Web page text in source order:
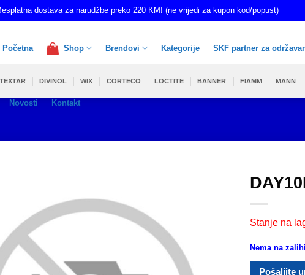
dostava za narudžbe preko 220 KM! (ne vrijedi za kupon kod/popust)
Početna Shop Brendovi Kategorije SKF partner za
Novosti Kontakt
TEXTAR DIVINOL WIX CORTECO LOCTITE BANNER FIAMM MANN
Stanje na
Nema na zalihi
Pošaljite